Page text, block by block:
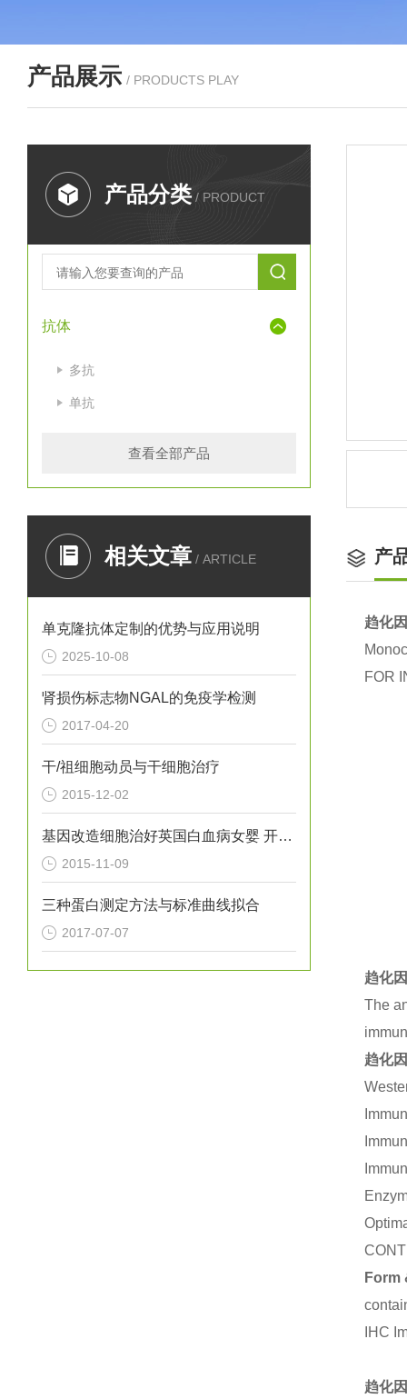
产品展示 / PRODUCTS PLAY
产品分类 / PRODUCT
抗体
多抗
单抗
查看全部产品
相关文章 / ARTICLE
单克隆抗体定制的优势与应用说明
2025-10-08
肾损伤标志物NGAL的免疫学检测
2017-04-20
干/祖细胞动员与干细胞治疗
2015-12-02
基因改造细胞治好英国白血病女婴 开创*
2015-11-09
三种蛋白测定方法与标准曲线拟合
2017-07-07
产
趋化
FOR
趋化
The
趋化
Form
IHC
趋化